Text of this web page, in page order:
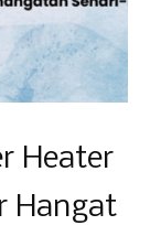
Heater
Hangat